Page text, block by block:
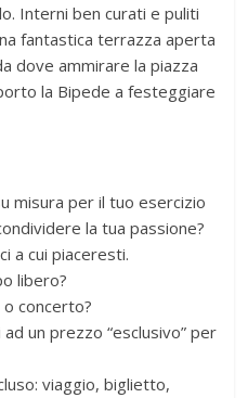
Interni ben curati e puliti
fantastica terrazza aperta
dove ammirare la piazza
la Bipede a festeggiare
misura per il tuo esercizio
la tua passione?
a cui piaceresti.
libero?
concerto?
un prezzo “esclusivo” per
viaggio, biglietto,